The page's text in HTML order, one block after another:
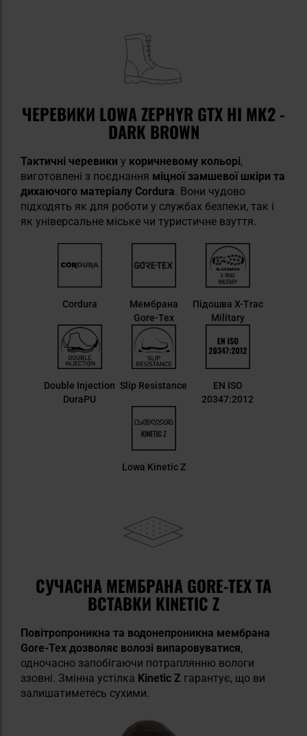
ЧЕРЕВИКИ LOWA ZEPHYR GTX HI MK2 -
DARK BROWN
Тактичні черевики у коричневому кольорі,
виготовлені з поєднання міцної замшевої шкіри та
дихаючого матеріалу Cordura. Вони чудово
підходять як для роботи у службах безпеки, так і
як універсальне міське чи туристичне взуття.
Cordura
Мембрана
Gore-Tex
Підошва X-Trac
Military
Double Injection
DuraPU
Slip Resistance
EN ISO
20347:2012
Lowa Kinetic Z
СУЧАСНА МЕМБРАНА GORE-TEX ТА
ВСТАВКИ KINETIC Z
Повітропроникна та водонепроникна мембрана
Gore-Tex дозволяє волозі випаровуватися,
одночасно запобігаючи потраплянню вологи
ззовні. Змінна устілка Kinetic Z гарантує, що ви
залишатиметесь сухими.